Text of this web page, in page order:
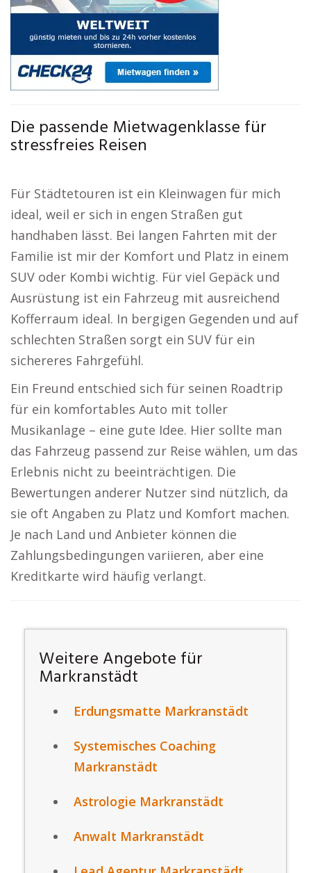
Die passende Mietwagenklasse für
stressfreies Reisen
Für Städtetouren ist ein Kleinwagen für mich
ideal, weil er sich in engen Straßen gut
handhaben lässt. Bei langen Fahrten mit der
Familie ist mir der Komfort und Platz in einem
SUV oder Kombi wichtig. Für viel Gepäck und
Ausrüstung ist ein Fahrzeug mit ausreichend
Kofferraum ideal. In bergigen Gegenden und auf
schlechten Straßen sorgt ein SUV für ein
sichereres Fahrgefühl.
Ein Freund entschied sich für seinen Roadtrip
für ein komfortables Auto mit toller
Musikanlage – eine gute Idee. Hier sollte man
das Fahrzeug passend zur Reise wählen, um das
Erlebnis nicht zu beeinträchtigen. Die
Bewertungen anderer Nutzer sind nützlich, da
sie oft Angaben zu Platz und Komfort machen.
Je nach Land und Anbieter können die
Zahlungsbedingungen variieren, aber eine
Kreditkarte wird häufig verlangt.
Weitere Angebote für
Markranstädt
Erdungsmatte Markranstädt
Systemisches Coaching
Markranstädt
Astrologie Markranstädt
Anwalt Markranstädt